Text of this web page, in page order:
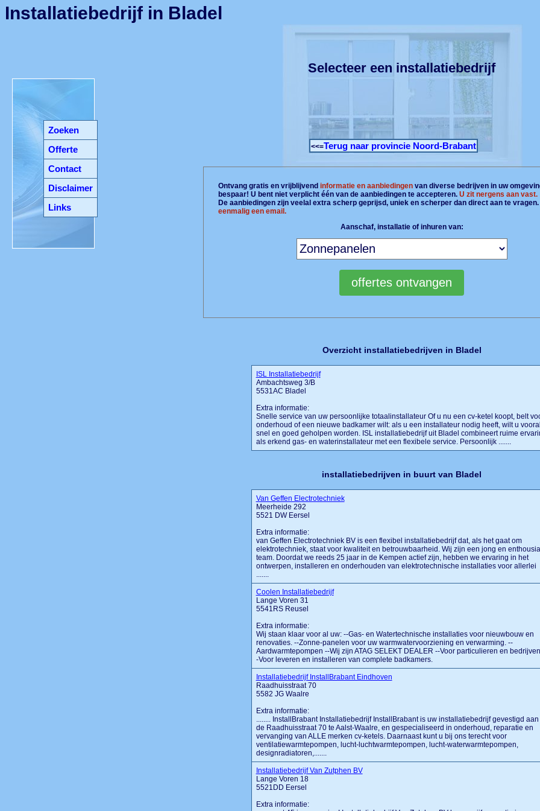
Zoeken
Offerte
Contact
Disclaimer
Links
Installatiebedrijf in Bladel
Selecteer een installatiebedrijf
<<=Terug naar provincie Noord-Brabant
Ontvang gratis en vrijblijvend informatie en aanbiedingenvan diverse bedrijven in uw
bespaar! U bent niet verplicht één van de aanbiedingen te accepteren. U zit nergens aan vast.
De aanbiedingen zijn veelal extra scherp geprijsd, uniek en scherper dan direct aan te vragen.
eenmalig een email.
Aanschaf, installatie of inhuren van:
Overzicht installatiebedrijven in Bladel
ISL Installatiebedrijf
Ambachtsweg 3/B
5531AC Bladel
Extra informatie:
Snelle service van uw persoonlijke totaalinstallateur Of u nu een cv-ketel koopt, belt
onderhoud of een nieuwe badkamer wilt: als u een installateur nodig heeft, wilt u vooral
snel en goed geholpen worden. ISL installatiebedrijf uit Bladel combineert ruime
als erkend gas- en waterinstallateur met een flexibele service. Persoonlijk .......
installatiebedrijven in buurt van Bladel
Van Geffen Electrotechniek
Meerheide 292
5521 DW Eersel
Extra informatie:
van Geffen Electrotechniek BV is een flexibel installatiebedrijf dat, als het gaat om
elektrotechniek, staat voor kwaliteit en betrouwbaarheid. Wij zijn een jong en
team. Doordat we reeds 25 jaar in de Kempen actief zijn, hebben we ervaring in het
ontwerpen, installeren en onderhouden van elektrotechnische installaties voor allerlei
.......
Coolen Installatiebedrijf
Lange Voren 31
5541RS Reusel
Extra informatie:
Wij staan klaar voor al uw: --Gas- en Watertechnische installaties voor nieuwbouw en
renovaties. --Zonne-panelen voor uw warmwatervoorziening en verwarming. --
Aardwarmtepompen --Wij zijn ATAG SELEKT DEALER --Voor particulieren en
-Voor leveren en installeren van complete badkamers.
Installatiebedrijf InstallBrabant Eindhoven
Raadhuisstraat 70
5582 JG Waalre
Extra informatie:
........ InstallBrabant Installatiebedrijf InstallBrabant is uw installatiebedrijf gevestigd aan
de Raadhuisstraat 70 te Aalst-Waalre, en gespecialiseerd in onderhoud, reparatie en
vervanging van ALLE merken cv-ketels. Daarnaast kunt u bij ons terecht voor
ventilatiewarmtepompen, lucht-luchtwarmtepompen, lucht-waterwarmtepompen,
designradiatoren,.......
Installatiebedrijf Van Zutphen BV
Lange Voren 18
5521DD Eersel
Extra informatie: